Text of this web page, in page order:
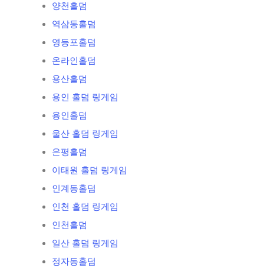
양천홀덤
역삼동홀덤
영등포홀덤
온라인홀덤
용산홀덤
용인 홀덤 링게임
용인홀덤
울산 홀덤 링게임
은평홀덤
이태원 홀덤 링게임
인계동홀덤
인천 홀덤 링게임
인천홀덤
일산 홀덤 링게임
정자동홀덤